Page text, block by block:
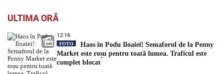
ULTIMA ORĂ
12:16
FOTO
Haos în Podu Iloaiei! Semaforul de la Penny
Market este roșu pentru toată lumea. Traficul este
complet blocat